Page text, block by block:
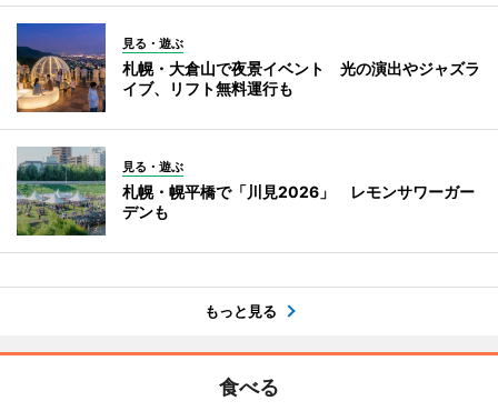
見る・遊ぶ
札幌・大倉山で夜景イベント 光の演出やジャズラ
イブ、リフト無料運行も
見る・遊ぶ
札幌・幌平橋で「川見2026」 レモンサワーガー
デンも
もっと見る
食べる